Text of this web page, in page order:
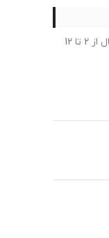
لطفا در خرید خود کمال دقت را داشته بعد از ثبت سفارش امکان لغو یا تغییر سفارش امکان پذیر نمی باشد - برای محصولات لاستیک جدیدترین گل تولیدی شرکت ارسال می شود - مدت زمان ارسال از 2 تا 12